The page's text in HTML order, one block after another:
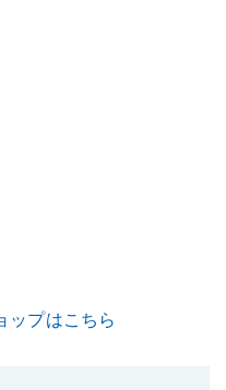
ップはこちら